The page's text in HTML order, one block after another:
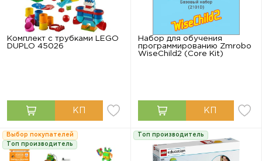
Комплект с трубками LEGO
DUPLO 45026
Набор для обучения
программированию Zmrobo
WiseChild2 (Core Kit)
Выбор покупателей
Топ производитель
Топ производитель